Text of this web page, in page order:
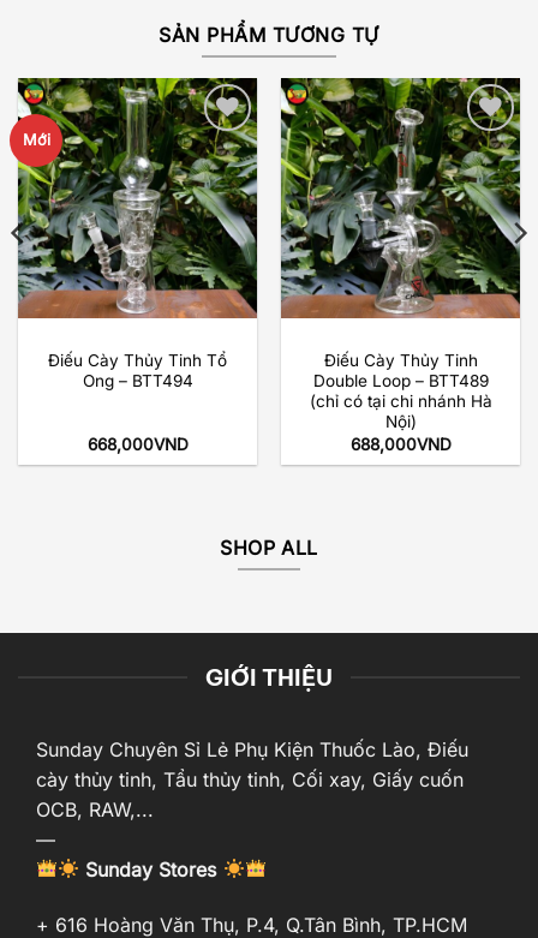
SẢN PHẨM TƯƠNG TỰ
Mới
Add to
wishlist
Điếu Cày Thủy Tinh Tổ
Ong – BTT494
668,000VND
Add to
wishlist
Điếu Cày Thủy Tinh
Double Loop – BTT489
(chỉ có tại chi nhánh Hà
Nội)
688,000VND
SHOP ALL
GIỚI THIỆU
Sunday Chuyên Sỉ Lẻ Phụ Kiện Thuốc Lào, Điếu
cày thủy tinh, Tẩu thủy tinh, Cối xay, Giấy cuốn
OCB, RAW,...
—
Sunday Stores
+ 616 Hoàng Văn Thụ, P.4, Q.Tân Bình, TP.HCM